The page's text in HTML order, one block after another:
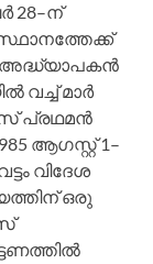
28–ന്‌
അദ്ധ്യാപകന്‍
വച്ച്‌ മാര്‍
പ്രഥമന്‍
ആഗസ്റ്റ്‌ 1–
വിദേശ
ഒരു